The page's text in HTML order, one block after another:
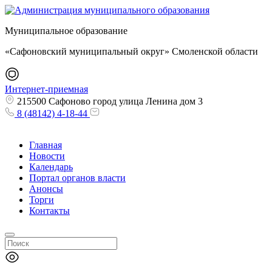
Муниципальное образование
«Сафоновский муниципальный округ» Смоленской области
Интернет-приемная
215500 Сафоново город улица Ленина дом 3
8 (48142) 4-18-44
Главная
Новости
Календарь
Портал органов власти
Анонсы
Торги
Контакты